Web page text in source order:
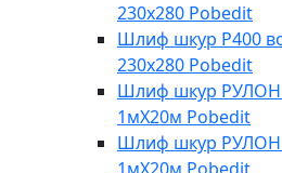
230х280 Pobedit
Шлиф шкур Р400
230х280 Pobedit
Шлиф шкур РУЛОН
1мХ20м Pobedit
Шлиф шкур РУЛОН